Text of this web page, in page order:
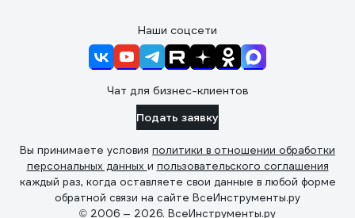
Наши соцсети
Чат для бизнес-клиентов
Подать заявку
Вы принимаете условия политики в отношении обработки
персональных данных и пользовательского соглашения
каждый раз, когда оставляете свои данные в любой форме
обратной связи на сайте ВсеИнструменты.ру
© 2006 — 2026. ВсеИнструменты.ру